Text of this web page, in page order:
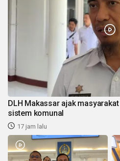
DLH Makassar ajak
sistem komunal
17 jam lalu